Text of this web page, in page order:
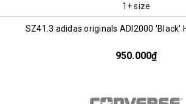
1+ size
SZ41.3 adidas originals ADI2000 'Black'
950.000₫